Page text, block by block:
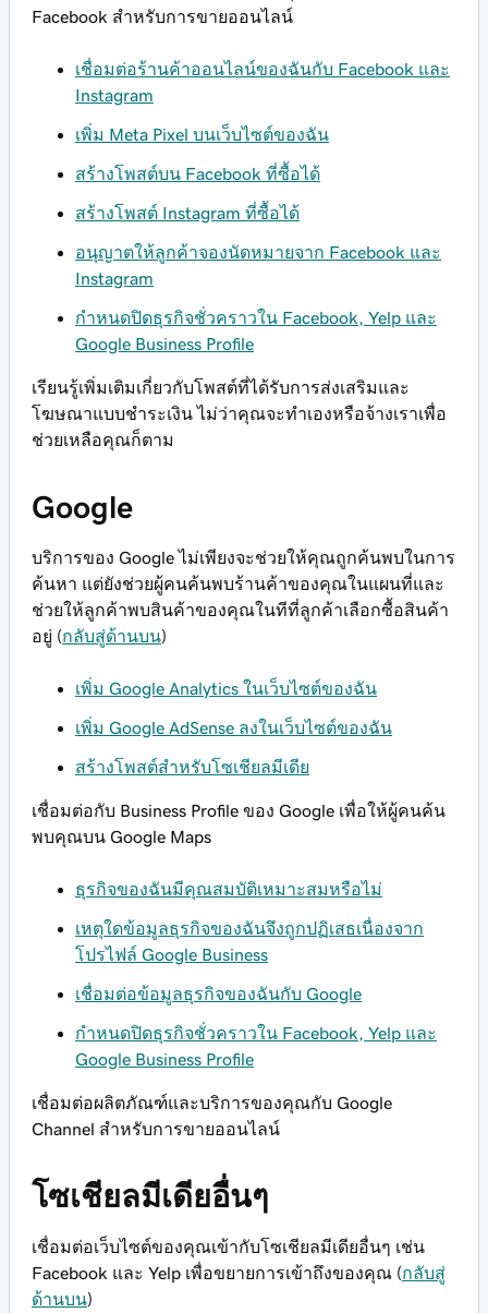
Facebook สำหรับการขายออนไลน์
เชื่อมต่อร้านค้าออนไลน์ของฉันกับ Facebook และ
Instagram
เพิ่ม Meta Pixel บนเว็บไซต์ของฉัน
สร้างโพสต์บน Facebook ที่ซื้อได้
สร้างโพสต์ Instagram ที่ซื้อได้
อนุญาตให้ลูกค้าจองนัดหมายจาก Facebook และ
Instagram
กำหนดปิดธุรกิจชั่วคราวใน Facebook, Yelp และ
Google Business Profile
เรียนรู้เพิ่มเติมเกี่ยวกับโพสต์ที่ได้รับการส่งเสริมและ
โฆษณาแบบชำระเงิน ไม่ว่าคุณจะทำเองหรือจ้างเราเพื่อ
ช่วยเหลือคุณก็ตาม
Google
บริการของ Google ไม่เพียงจะช่วยให้คุณถูกค้นพบในการ
ค้นหา แต่ยังช่วยผู้คนค้นพบร้านค้าของคุณในแผนที่และ
ช่วยให้ลูกค้าพบสินค้าของคุณในทีที่ลูกค้าเลือกซื้อสินค้า
อยู่ (กลับสู่ด้านบน)
เพิ่ม Google Analytics ในเว็บไซต์ของฉัน
เพิ่ม Google AdSense ลงในเว็บไซต์ของฉัน
สร้างโพสต์สำหรับโซเชียลมีเดีย
เชื่อมต่อกับ Business Profile ของ Google เพื่อให้ผู้คนค้น
พบคุณบน Google Maps
ธุรกิจของฉันมีคุณสมบัติเหมาะสมหรือไม่
เหตุใดข้อมูลธุรกิจของฉันจึงถูกปฏิเสธเนื่องจาก
โปรไฟล์ Google Business
เชื่อมต่อข้อมูลธุรกิจของฉันกับ Google
กำหนดปิดธุรกิจชั่วคราวใน Facebook, Yelp และ
Google Business Profile
เชื่อมต่อผลิตภัณฑ์และบริการของคุณกับ Google
Channel สำหรับการขายออนไลน์
โซเชียลมีเดียอื่นๆ
เชื่อมต่อเว็บไซต์ของคุณเข้ากับโซเชียลมีเดียอื่นๆ เช่น
Facebook และ Yelp เพื่อขยายการเข้าถึงของคุณ (กลับสู่
ด้านบน)